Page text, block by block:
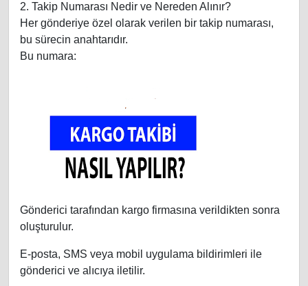
2. Takip Numarası Nedir ve Nereden Alınır?
Her gönderiye özel olarak verilen bir takip numarası,
bu sürecin anahtarıdır.
Bu numara:
Gönderici tarafından kargo firmasına verildikten sonra
oluşturulur.
E-posta, SMS veya mobil uygulama bildirimleri ile
gönderici ve alıcıya iletilir.